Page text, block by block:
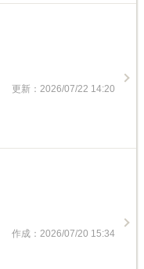
更新：2026/07/22 14:20
作成：2026/07/20 15:34